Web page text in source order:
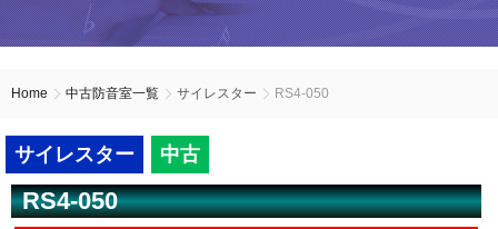
アビテックス2畳～3畳未満
アビテックス3畳～
設置スペースの採寸方法
エアコンの設置方法
店舗までの案内地図
Home 中古防音室一覧 サイレスター RS4-050
サイレスター 中古
RS4-050